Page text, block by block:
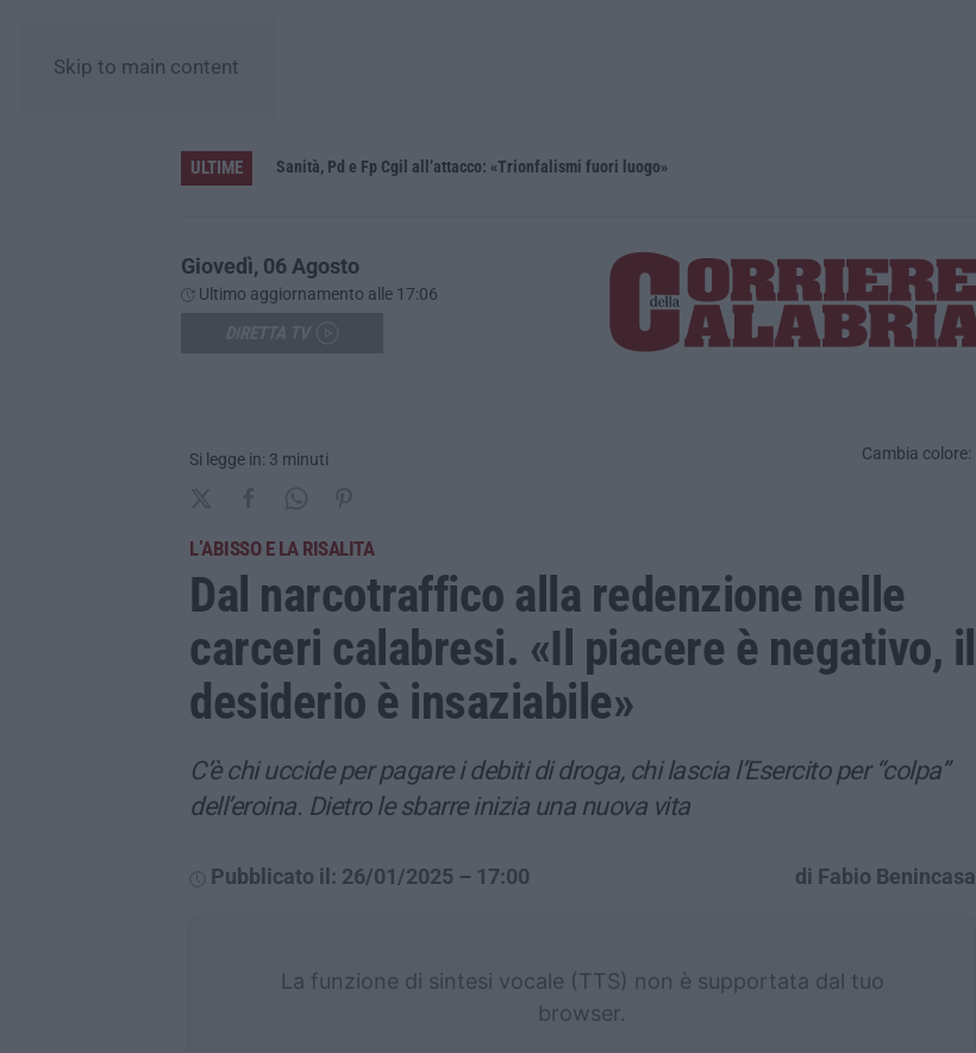
Skip to main content
ULTIME
Cedir di Reggio, l’appalto da 4 milioni e il controllo occulto di Scirocco dietro l’impresa. «L’ha fatto Franco, non l’ho fatto io» Sanità, Pd e Fp Cgil all’attacco: «Trionfalismi fuori luogo»
Giovedì, 06 Agosto
Ultimo aggiornamento alle 17:06
Si legge in: 3 minuti Cambia colore:
L’ABISSO E LA RISALITA
Dal narcotraffico alla redenzione nelle
carceri calabresi. «Il piacere è negativo, il
desiderio è insaziabile»
C’è chi uccide per pagare i debiti di droga, chi lascia l’Esercito per “colpa”
dell’eroina. Dietro le sbarre inizia una nuova vita
Pubblicato il: 26/01/2025 – 17:00 di Fabio Benincasa
La funzione di sintesi vocale (TTS) non è supportata dal tuo
browser.